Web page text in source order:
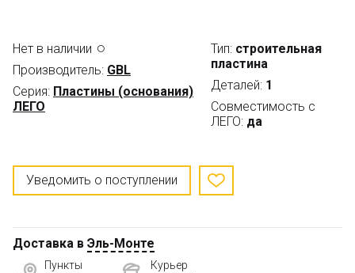
Нет в наличии
Производитель: GBL
Серия: Пластины (основания)
ЛЕГО
Тип: строительная
пластина
Деталей: 1
Совместимость с
ЛЕГО: да
Уведомить о поступлении
Доставка в Эль-Монте
Пункты
Курьер